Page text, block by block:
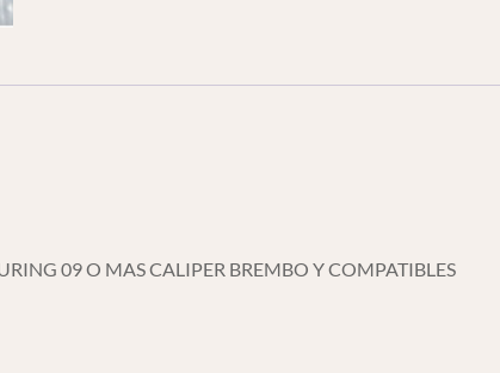
09 O MAS CALIPER BREMBO Y COMPATIBLES